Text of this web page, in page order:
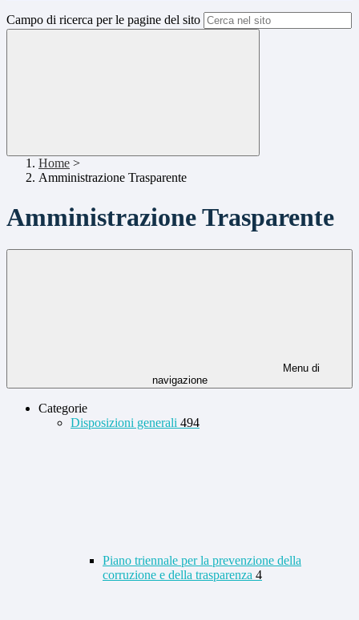
Campo di ricerca per le pagine del sito
Home >
Amministrazione Trasparente
Amministrazione Trasparente
Menu di
navigazione
Categorie
Disposizioni generali 494
Piano triennale per la prevenzione della
corruzione e della trasparenza 4